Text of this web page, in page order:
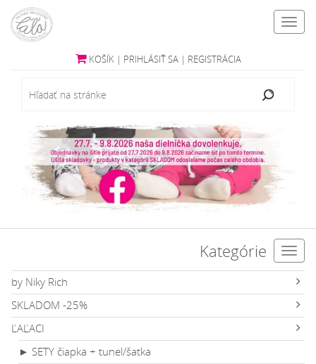
KOŠÍK | PRIHLÁSIŤ SA | REGISTRÁCIA
Kategórie
by Niky Rich
SKLADOM -25%
ĽAĽACI
► SETY čiapka + tunel/šatka